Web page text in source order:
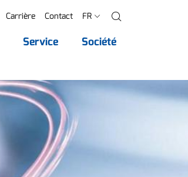
Carrière Contact FR
Service Société